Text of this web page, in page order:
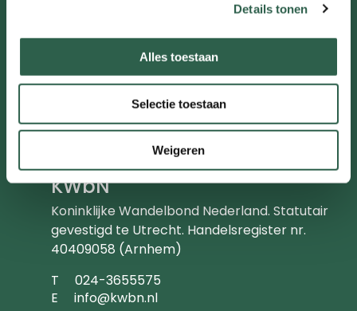
Details tonen
Alles toestaan
Selectie toestaan
Weigeren
Wandelen brengt je verder
Wij zijn KWbN. Wij zijn ervan overtuigd dat
wandelen tot een gezonder en gelukkiger
leven leidt. Wandelen zorgt voor verbinding
met jezelf, met de wereld om je heen én met
KWbN
Koninklijke Wandelbond Nederland. Statutair
gevestigd te Utrecht. Handelsregister nr.
40409058 (Arnhem)
T Telefoonnummer
024-3655575
E Emailadres
info@kwbn.nl